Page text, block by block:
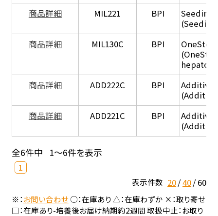
商品詳細
MIL221 BPI
Seeding
商品詳細
MIL130C BPI
商品詳細
ADD222C BPI
商品詳細
ADD221C BPI
全6件中 1～6件を表示
1
表示件数 20 40 60
※：お問い合わせ○：在庫あり △：在庫わずか ×：取り寄せ
□：在庫あり-培養後お届け納期約2週間 取扱中止：お取り